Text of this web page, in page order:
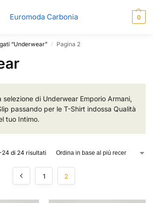
Euromoda Carbonia 0
“Underwear” / Pagina 2
selezione di Underwear Emporio Armani,
passando per le T-Shirt indossa Qualità
tuo Intimo.
24 di 24 risultati
1 2